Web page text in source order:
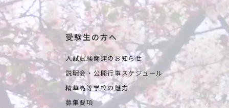
受験生の方へ
入試試験関連のお知らせ
説明会・公開行事スケジュール
精華高等学校の魅力
募集要項